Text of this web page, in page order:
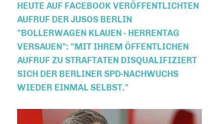
HEUTE AUF FACEBOOK VERÖFFENTLICHTEN
AUFRUF DER JUSOS BERLIN
"BOLLERWAGEN KLAUEN - HERRENTAG
VERSAUEN": "MIT IHREM ÖFFENTLICHEN
AUFRUF ZU STRAFTATEN DISQUALIFIZIERT
SICH DER BERLINER SPD-NACHWUCHS
WIEDER EINMAL SELBST."